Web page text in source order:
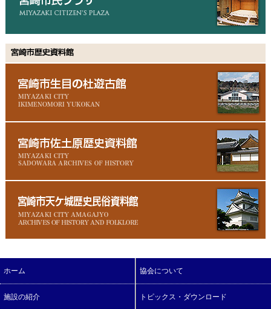
ホーム 協会について
施設の紹介 トピックス・ダウンロード